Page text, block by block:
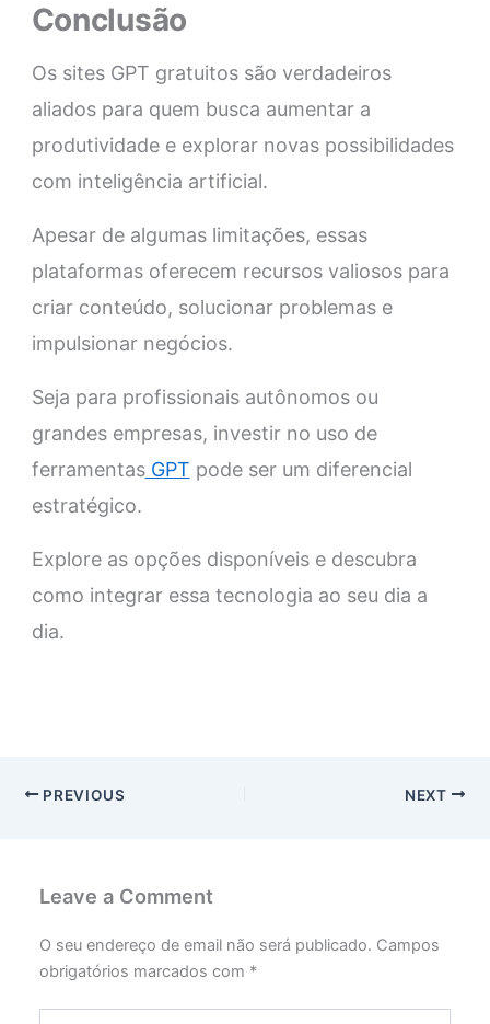
Conclusão
Os sites GPT gratuitos são verdadeiros
aliados para quem busca aumentar a
produtividade e explorar novas possibilidades
com inteligência artificial.
Apesar de algumas limitações, essas
plataformas oferecem recursos valiosos para
criar conteúdo, solucionar problemas e
impulsionar negócios.
Seja para profissionais autônomos ou
grandes empresas, investir no uso de
ferramentasGPT pode ser um diferencial
estratégico.
Explore as opções disponíveis e descubra
como integrar essa tecnologia ao seu dia a
dia.
PREVIOUS NEXT
Leave a Comment
O seu endereço de email não será publicado. Campos
obrigatórios marcados com *